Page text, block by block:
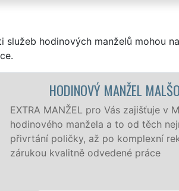
služeb hodinových manželů mohou
MALŠOVICE
zajišťuje v Malšovicích ty
od těch nejmenších drobností jako je
rekonstrukci domu a bytu se
práce